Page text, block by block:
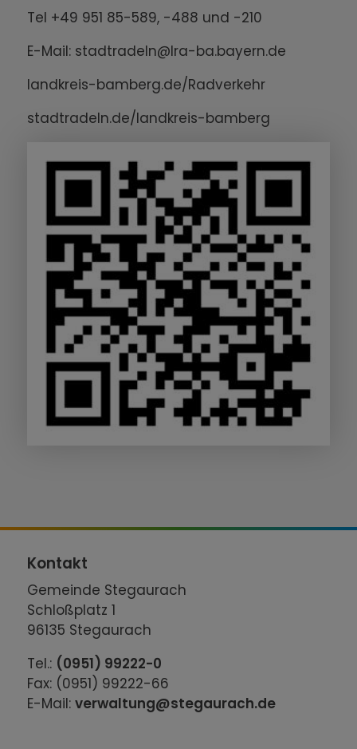
Tel +49 951 85-589, -488 und -210
E-Mail: stadtradeln@lra-ba.bayern.de
landkreis-bamberg.de/Radverkehr
stadtradeln.de/landkreis-bamberg
Kontakt
Gemeinde Stegaurach
Schloßplatz 1
96135 Stegaurach
Tel.: (0951) 99222-0
Fax: (0951) 99222-66
E-Mail:verwaltung@stegaurach.de